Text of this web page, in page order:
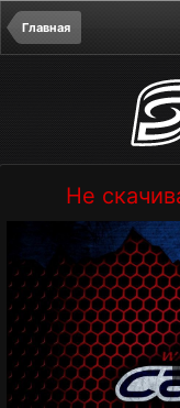
Главная
Не